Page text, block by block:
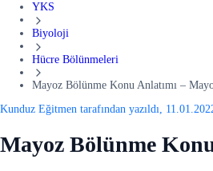
YKS
Biyoloji
Hücre Bölünmeleri
Mayoz Bölünme Konu Anlatımı –
Kunduz Eğitmen tarafından yazıldı,
Mayoz Bölünme